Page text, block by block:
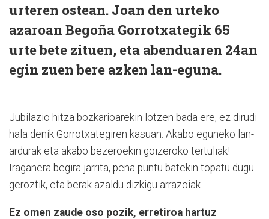
urteren ostean. Joan den urteko
azaroan Begoña Gorrotxategik 65
urte bete zituen, eta abenduaren 24an
egin zuen bere azken lan-eguna.
Jubilazio hitza bozkarioarekin lotzen bada ere, ez dirudi
hala denik Gorrotxategiren kasuan. Akabo eguneko lan-
ardurak eta akabo bezeroekin goizeroko tertuliak!
Iraganera begira jarrita, pena puntu batekin topatu dugu
geroztik, eta berak azaldu dizkigu arrazoiak.
Ez omen zaude oso pozik, erretiroa hartuz